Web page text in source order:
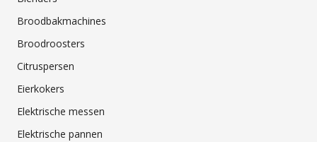
Broodbakmachines
Broodroosters
Citruspersen
Eierkokers
Elektrische messen
Elektrische pannen